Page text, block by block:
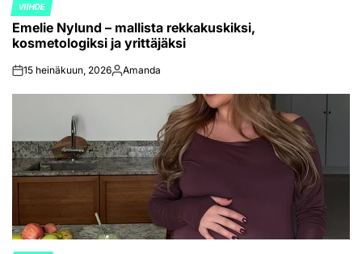
POSTED
IN
VIIHDE
Emelie Nylund – mallista rekkakuskiksi,
kosmetologiksi ja yrittäjäksi
on15 heinäkuun, 2026Posted
Amanda